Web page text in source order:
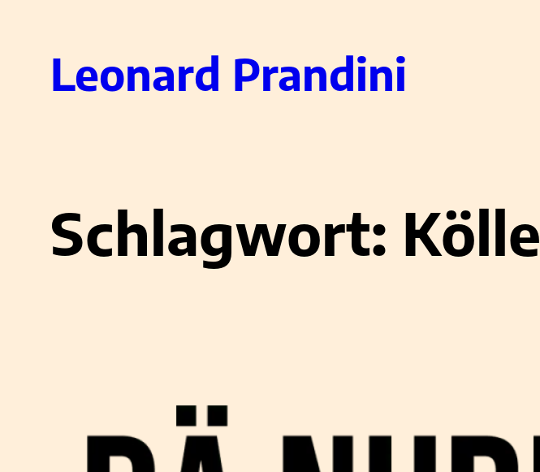
Inhalt
springenLeonard Prandini
Schlagwort: Kölle